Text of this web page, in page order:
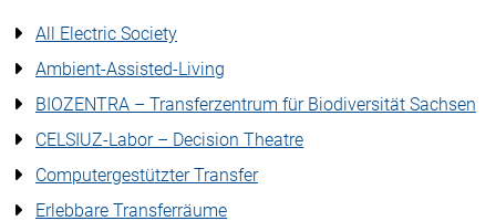
All Electric Society
Ambient-Assisted-Living
BIOZENTRA – Transferzentrum für Biodiversität Sachsen
CELSIUZ-Labor – Decision Theatre
Computergestützter Transfer
Erlebbare Transferräume